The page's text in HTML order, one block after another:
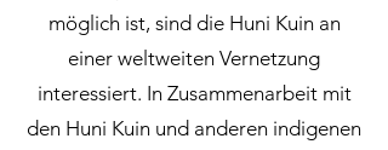
möglich ist, sind die Huni Kuin an
einer weltweiten Vernetzung
interessiert. In Zusammenarbeit mit
den Huni Kuin und anderen indigenen